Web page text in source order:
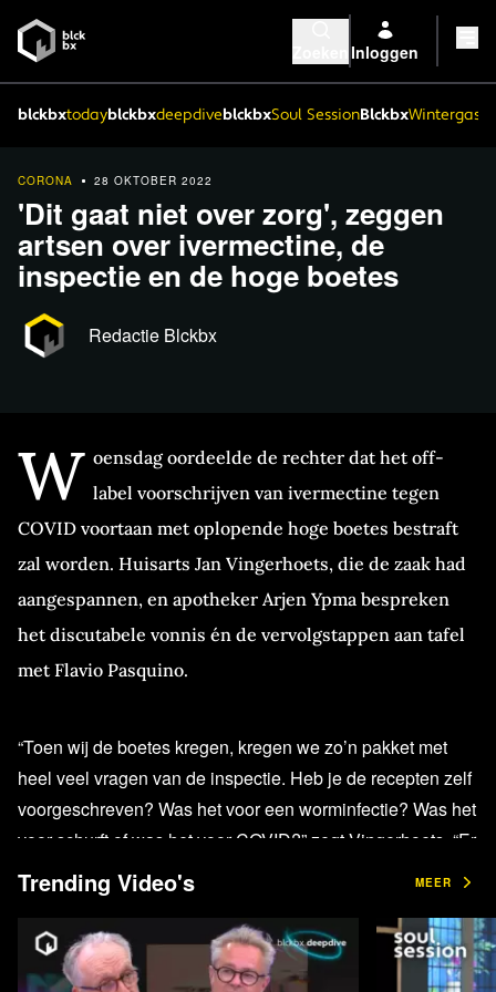
Inloggen
blckbxtodayblckbxdeepdiveblckbxSoul SessionBlckbx
CORONA 28 OKTOBER 2022
'Dit gaat niet over zorg', zeggen
artsen over ivermectine, de
inspectie en de hoge boetes
Redactie Blckbx
W oensdag oordeelde de rechter dat het off-
label voorschrijven van ivermectine tegen
COVID voortaan met oplopende hoge boetes bestraft
zal worden. Huisarts Jan Vingerhoets, die de zaak had
aangespannen, en apotheker Arjen Ypma bespreken
het discutabele vonnis én de vervolgstappen aan tafel
met Flavio Pasquino.
“Toen wij de boetes kregen, kregen we zo’n pakket met
heel veel vragen van de inspectie. Heb je de recepten zelf
voorgeschreven? Was het voor een worminfectie? Was het
voor schurft of was het voor COVID?” zegt Vingerhoets. “Er
was een vraag die ontbrak. En dat was volgens mij de
essentieelste vraag die de inspectie had moeten stellen,
hoe gaat het met de patiënt? De inspectie is daar niet in
geïnteresseerd, het gaat niet over zorg.”
Trending Video's MEER